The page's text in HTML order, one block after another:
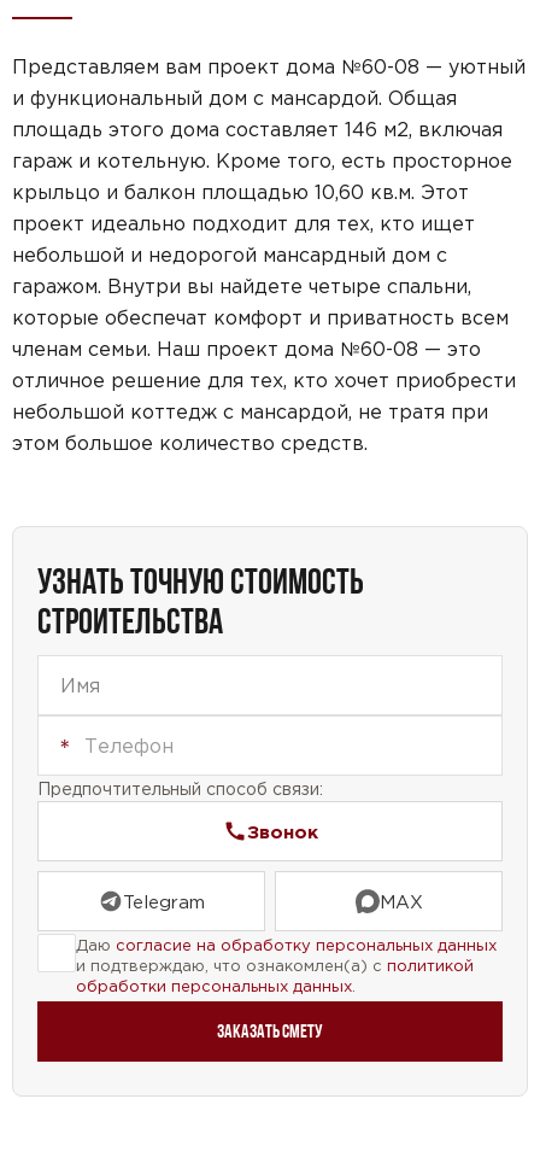
Представляем вам проект дома №60-08 — уютный
и функциональный дом с мансардой. Общая
площадь этого дома составляет 146 м2, включая
гараж и котельную. Кроме того, есть просторное
крыльцо и балкон площадью 10,60 кв.м. Этот
проект идеально подходит для тех, кто ищет
небольшой и недорогой мансардный дом с
гаражом. Внутри вы найдете четыре спальни,
которые обеспечат комфорт и приватность всем
членам семьи. Наш проект дома №60-08 — это
отличное решение для тех, кто хочет приобрести
небольшой коттедж с мансардой, не тратя при
этом большое количество средств.
УЗНАТЬ ТОЧНУЮ СТОИМОСТЬ
СТРОИТЕЛЬСТВА
Предпочтительный способ связи:
Звонок
Telegram MAX
Даю согласие на обработку персональных данных
и подтверждаю, что ознакомлен(а) с политикой
обработки персональных данных.
Заказать смету